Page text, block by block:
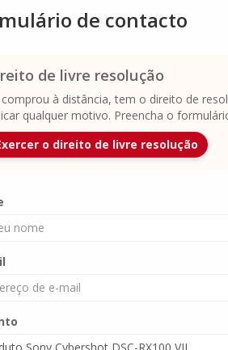
de contacto
de livre resolução
comprou à distância, tem o direito de
qualquer motivo. Preencha o
o direito de livre resolução